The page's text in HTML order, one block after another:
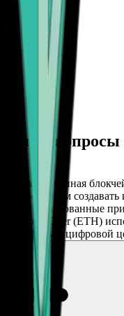
прибыли
вопросы
создавать
децентрализованные
Ether (ETH)
формы цифровой